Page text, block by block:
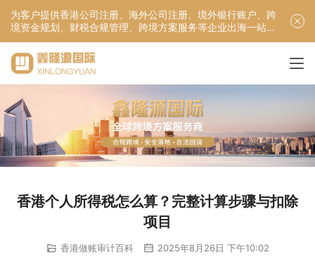
为客户提供香港公司注册、海外公司注册、境外银行账户、跨
境资金规划、财税合规管理、跨境方案服务等企业出海一站式
服务！
香港个人所得税怎么算？完整计算步骤与扣除
项目
香港做账审计百科 2025年8月26日 下午10:02